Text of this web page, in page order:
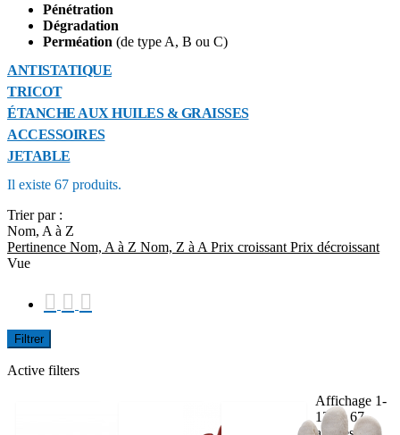
Pénétration
Dégradation
Perméation (de type A, B ou C)
ANTISTATIQUE
TRICOT
ÉTANCHE AUX HUILES & GRAISSES
ACCESSOIRES
JETABLE
Il existe 67 produits.
Trier par :
Nom, A à Z
Pertinence Nom, A à Z Nom, Z à A Prix ​​croissant Prix ​​décroissant
Vue
  
Filtrer
Active filters
Affichage 1-
12 de 67